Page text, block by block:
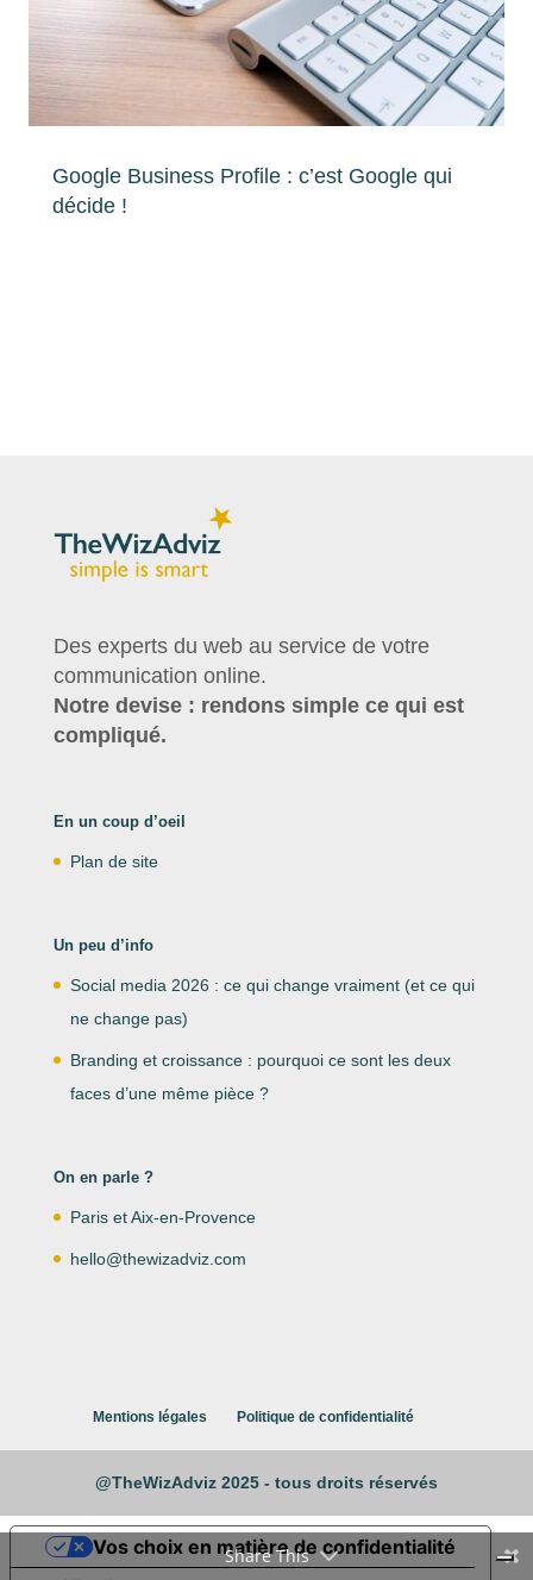
Google Business Profile : c’est Google qui
décide !
Des experts du web au service de votre
communication online.
Notre devise : rendons simple ce qui est
compliqué.
En un coup d’oeil
Plan de site
Un peu d’info
Social media 2026 : ce qui change vraiment (et ce qui
ne change pas)
Branding et croissance : pourquoi ce sont les deux
faces d’une même pièce ?
On en parle ?
Paris et Aix-en-Provence
hello@thewizadviz.com
Mentions légales Politique de confidentialité
@TheWizAdviz 2025 - tous droits réservés
Share This
Vos choix en matière de confidentialité